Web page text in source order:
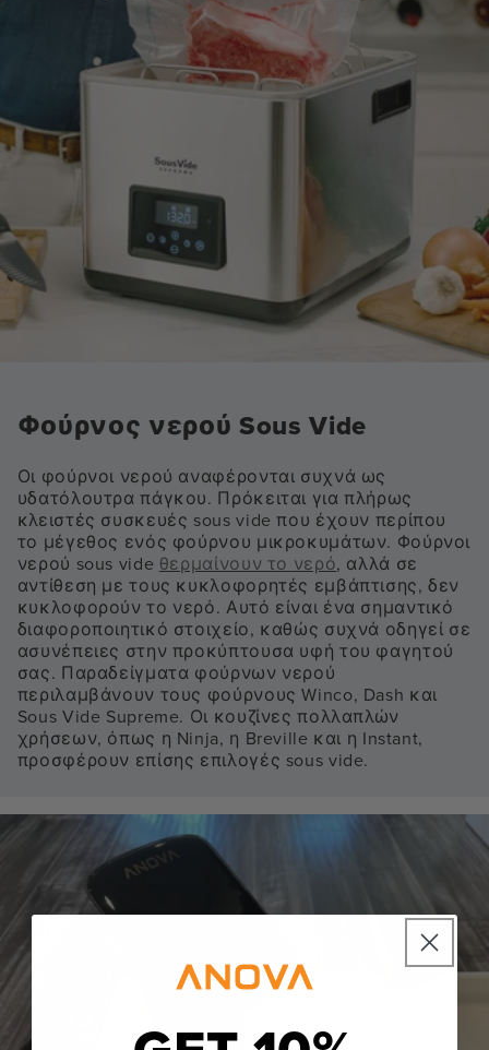
Φούρνος νερού Sous Vide
Οι φούρνοι νερού αναφέρονται συχνά ως
υδατόλουτρα πάγκου. Πρόκειται για πλήρως
κλειστές συσκευές sous vide που έχουν περίπου
το μέγεθος ενός φούρνου μικροκυμάτων. Φούρνοι
νερού sous vide θερμαίνουν το νερό, αλλά σε
αντίθεση με τους κυκλοφορητές εμβάπτισης, δεν
κυκλοφορούν το νερό. Αυτό είναι ένα σημαντικό
διαφοροποιητικό στοιχείο, καθώς συχνά οδηγεί σε
ασυνέπειες στην προκύπτουσα υφή του φαγητού
σας. Παραδείγματα φούρνων νερού
περιλαμβάνουν τους φούρνους Winco, Dash και
Sous Vide Supreme. Οι κουζίνες πολλαπλών
χρήσεων, όπως η Ninja, η Breville και η Instant,
προσφέρουν επίσης επιλογές sous vide.